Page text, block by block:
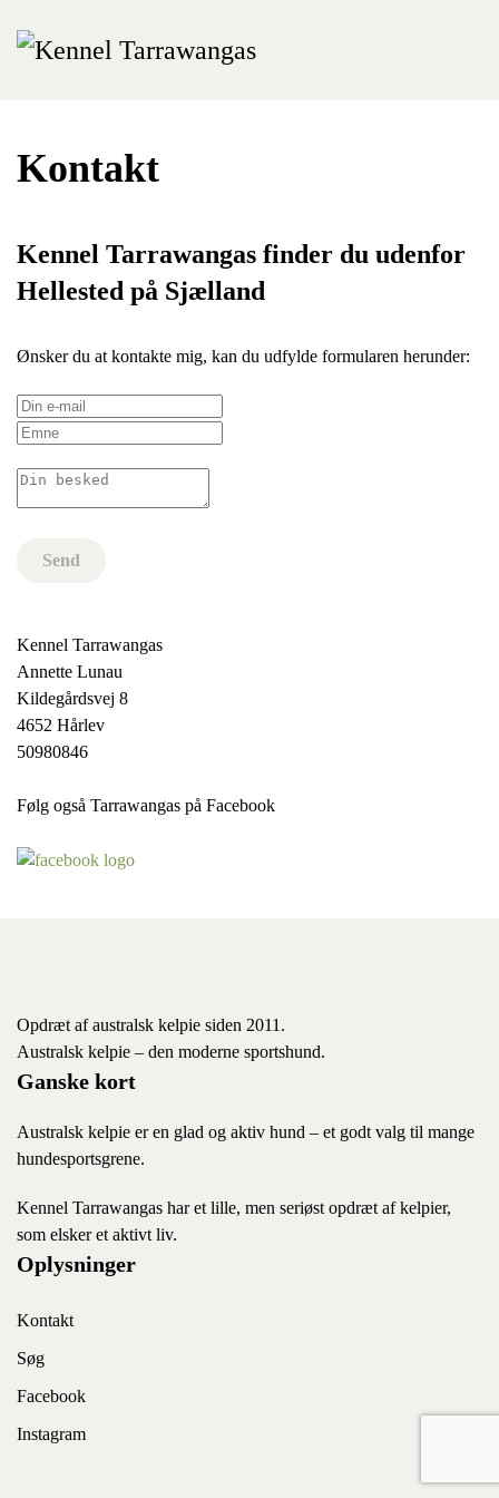
Skip
Kontakt
Kennel Tarrawangas finder du udenfor
Hellested på Sjælland
Ønsker du at kontakte mig, kan du udfylde formularen herunder:
Send
Kennel Tarrawangas
Annette Lunau
Kildegårdsvej 8
4652 Hårlev
50980846
Følg også Tarrawangas på Facebook
Opdræt af australsk kelpie siden 2011.
Australsk kelpie – den moderne sportshund.
Ganske kort
Australsk kelpie er en glad og aktiv hund – et godt valg til mange
hundesportsgrene.
Kennel Tarrawangas har et lille, men seriøst opdræt af kelpier,
som elsker et aktivt liv.
Oplysninger
Kontakt
Søg
Facebook
Instagram